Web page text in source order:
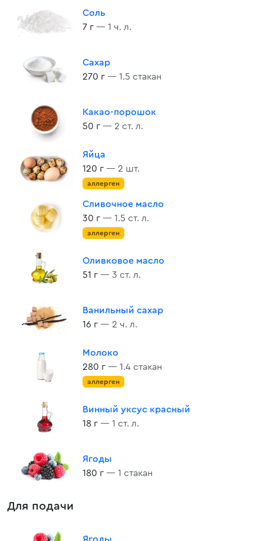
Соль
7 г — 1 ч. л.
Сахар
270 г — 1.5 стакан
Какао-порошок
50 г — 2 ст. л.
Яйца
120 г — 2 шт.
аллерген
Сливочное масло
30 г — 1.5 ст. л.
аллерген
Оливковое масло
51 г — 3 ст. л.
Ванильный сахар
16 г — 2 ч. л.
Молоко
280 г — 1.4 стакан
аллерген
Винный уксус красный
18 г — 1 ст. л.
Ягоды
180 г — 1 стакан
Для подачи